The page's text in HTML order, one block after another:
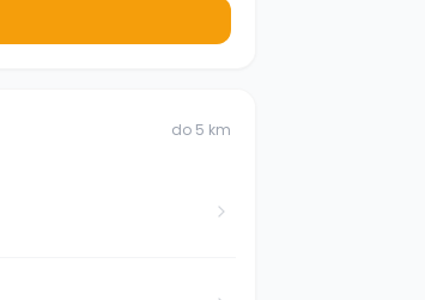
do 5 km